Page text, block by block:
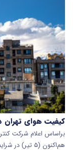
کیفیت هوای
براساس اعلام شرکت
هم‌اکنون‌ (۵ تیر) در شرایط «قابل‌قبول» است.